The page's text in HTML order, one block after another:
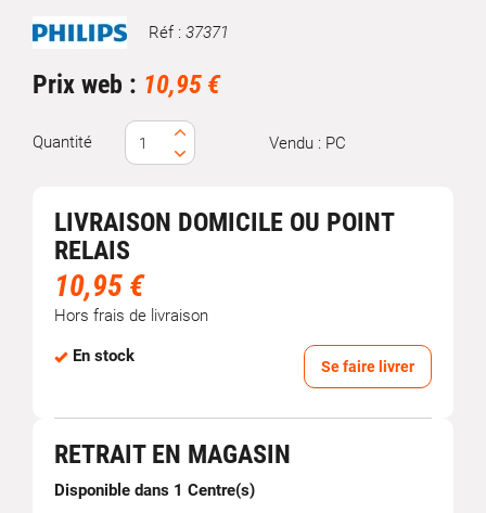
Marque Réf : 37371
Prix web : 10,95 €
Quantité Vendu : PC
LIVRAISON DOMICILE OU POINT
RELAIS
10,95 €
Hors frais de livraison
En stock
Se faire livrer
RETRAIT EN MAGASIN
Disponible dans 1 Centre(s)